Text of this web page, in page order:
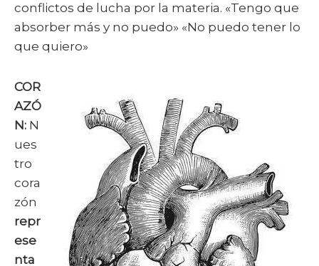
conflictos de lucha por la materia. «Tengo que
absorber más y no puedo» «No puedo tener lo
que quiero»
COR
AZÓ
N: N
ues
tro
cora
zón
repr
ese
nta